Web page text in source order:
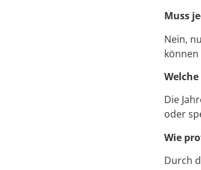
Muss
Nein,
Die
oder
Wie
Durch